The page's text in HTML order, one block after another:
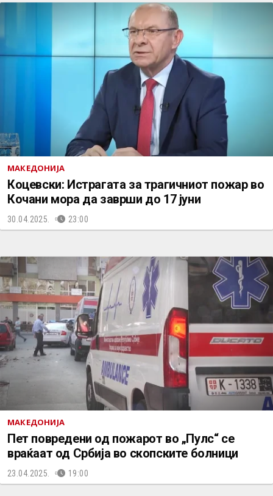
МАКЕДОНИЈА
Коцевски: Истрагата за трагичниот пожар во
Кочани мора да заврши до 17 јуни
30.04.2025. 23:00
МАКЕДОНИЈА
Пет повредени од пожарот во „Пулс“ се
враќаат од Србија во скопските болници
23.04.2025. 19:00